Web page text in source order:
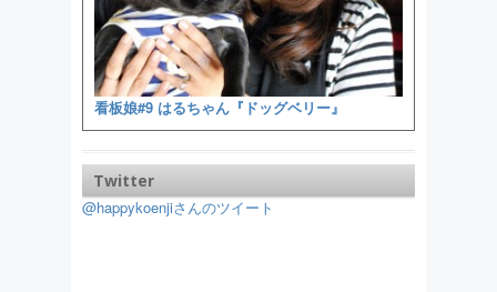
看板娘#9 はるちゃん『ドッグベリー』
Twitter
@happykoenjiさんのツイート